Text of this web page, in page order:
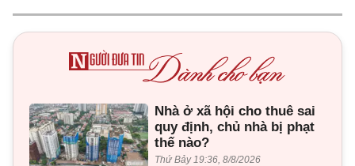
Nhà ở xã hội cho thuê sai
quy định, chủ nhà bị phạt
thế nào?
Thứ Bảy 19:36, 8/8/2026